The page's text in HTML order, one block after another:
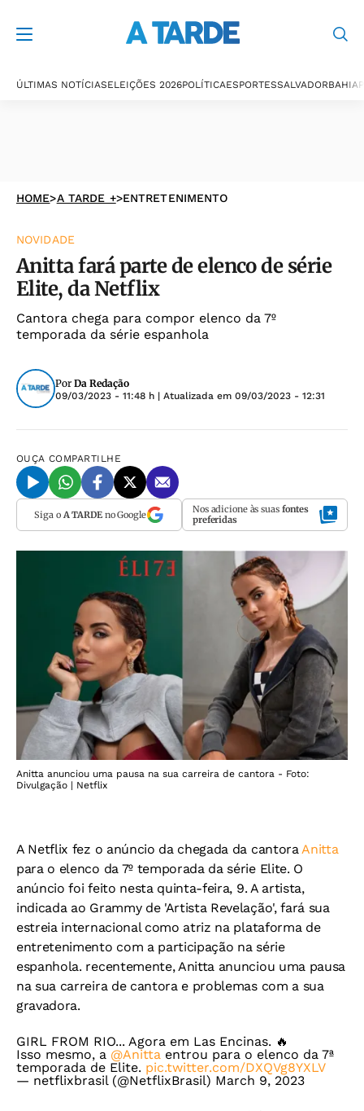
ÚLTIMAS NOTÍCIASELEIÇÕES 2026POLÍTICAESPORTESSALVADORBAHIA
HOME>A TARDE +>ENTRETENIMENTO
NOVIDADE
Anitta fará parte de elenco de série
Elite, da Netflix
Cantora chega para compor elenco da 7º
temporada da série espanhola
Por Da Redação
09/03/2023 - 11:48 h | Atualizada em 09/03/2023 - 12:31
OUÇA COMPARTILHE
Siga o A TARDEno Google Nos adicione às suas fontes
preferidas
Anitta anunciou uma pausa na sua carreira de cantora - Foto:
Divulgação | Netflix
A Netflix fez o anúncio da chegada da cantora Anitta
para o elenco da 7º temporada da série Elite. O
anúncio foi feito nesta quinta-feira, 9. A artista,
indicada ao Grammy de 'Artista Revelação', fará sua
estreia internacional como atriz na plataforma de
entretenimento com a participação na série
espanhola. recentemente, Anitta anunciou uma pausa
na sua carreira de cantora e problemas com a sua
gravadora.
GIRL FROM RIO... Agora em Las Encinas. 🔥
Isso mesmo, a @Anitta entrou para o elenco da 7ª
temporada de Elite. pic.twitter.com/DXQVg8YXLV
— netflixbrasil (@NetflixBrasil) March 9, 2023